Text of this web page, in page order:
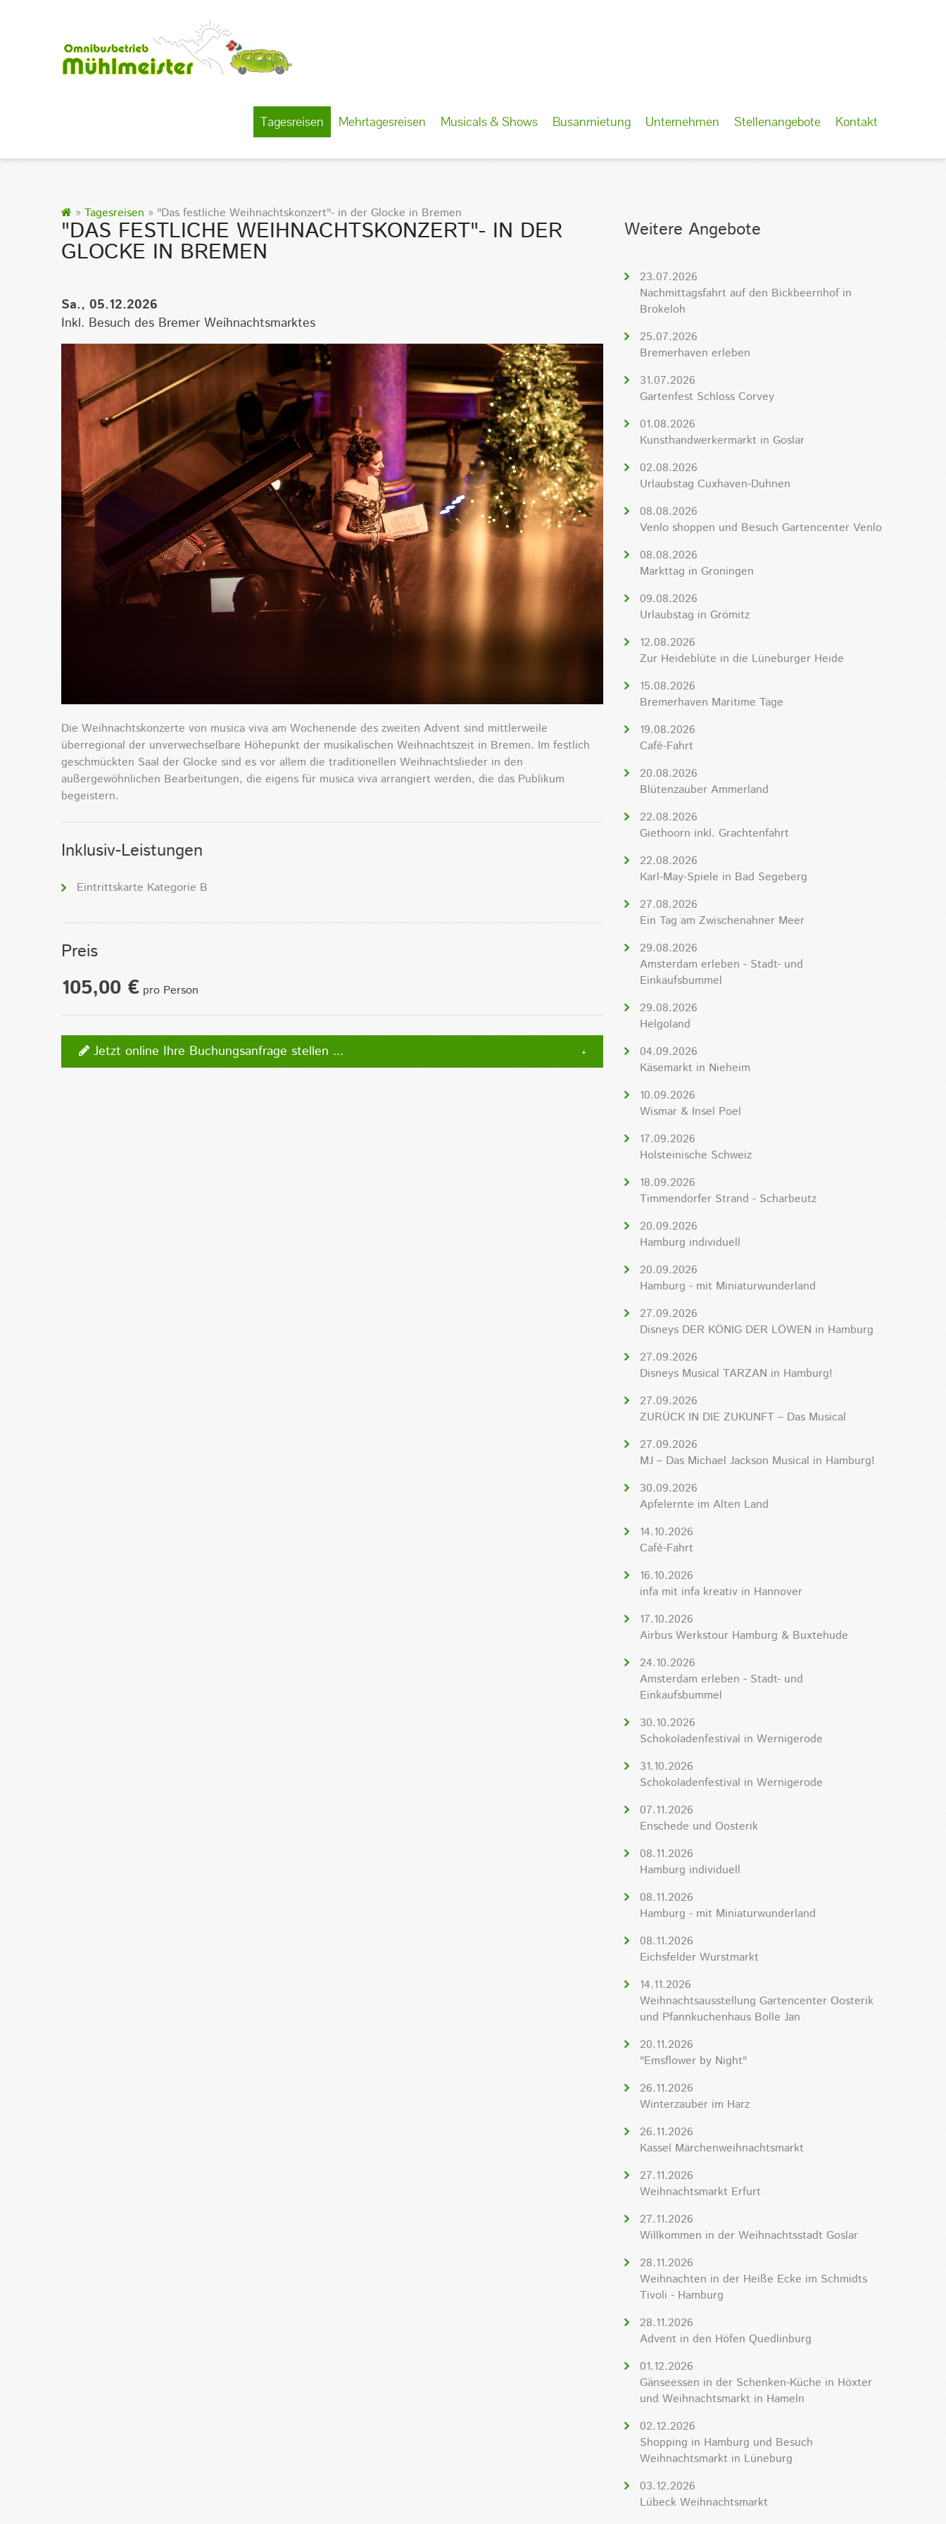
Tagesreisen Mehrtagesreisen Musicals & Shows Busanmietung Unternehmen Stellenangebote Kontakt
» Tagesreisen » "Das festliche Weihnachtskonzert"- in der Glocke in Bremen
"DAS FESTLICHE WEIHNACHTSKONZERT"- IN DER
GLOCKE IN BREMEN
Sa., 05.12.2026
Inkl. Besuch des Bremer Weihnachtsmarktes
Die Weihnachtskonzerte von musica viva am Wochenende des zweiten Advent sind mittlerweile
überregional der unverwechselbare Höhepunkt der musikalischen Weihnachtszeit in Bremen. Im festlich
geschmückten Saal der Glocke sind es vor allem die traditionellen Weihnachtslieder in den
außergewöhnlichen Bearbeitungen, die eigens für musica viva arrangiert werden, die das Publikum
begeistern.
Inklusiv-Leistungen
Eintrittskarte Kategorie B
Preis
105,00 € pro Person
Jetzt online Ihre Buchungsanfrage stellen ...
Weitere Angebote
23.07.2026
Nachmittagsfahrt auf den Bickbeernhof in
Brokeloh
25.07.2026
Bremerhaven erleben
31.07.2026
Gartenfest Schloss Corvey
01.08.2026
Kunsthandwerkermarkt in Goslar
02.08.2026
Urlaubstag Cuxhaven-Duhnen
08.08.2026
Venlo shoppen und Besuch Gartencenter Venlo
08.08.2026
Markttag in Groningen
09.08.2026
Urlaubstag in Grömitz
12.08.2026
Zur Heideblüte in die Lüneburger Heide
15.08.2026
Bremerhaven Maritime Tage
19.08.2026
Café-Fahrt
20.08.2026
Blütenzauber Ammerland
22.08.2026
Giethoorn inkl. Grachtenfahrt
22.08.2026
Karl-May-Spiele in Bad Segeberg
27.08.2026
Ein Tag am Zwischenahner Meer
29.08.2026
Amsterdam erleben - Stadt- und
Einkaufsbummel
29.08.2026
Helgoland
04.09.2026
Käsemarkt in Nieheim
10.09.2026
Wismar & Insel Poel
17.09.2026
Holsteinische Schweiz
18.09.2026
Timmendorfer Strand - Scharbeutz
20.09.2026
Hamburg individuell
20.09.2026
Hamburg - mit Miniaturwunderland
27.09.2026
Disneys DER KÖNIG DER LÖWEN in Hamburg
27.09.2026
Disneys Musical TARZAN in Hamburg!
27.09.2026
ZURÜCK IN DIE ZUKUNFT – Das Musical
27.09.2026
MJ – Das Michael Jackson Musical in Hamburg!
30.09.2026
Apfelernte im Alten Land
14.10.2026
Café-Fahrt
16.10.2026
infa mit infa kreativ in Hannover
17.10.2026
Airbus Werkstour Hamburg & Buxtehude
24.10.2026
Amsterdam erleben - Stadt- und
Einkaufsbummel
30.10.2026
Schokoladenfestival in Wernigerode
31.10.2026
Schokoladenfestival in Wernigerode
07.11.2026
Enschede und Oosterik
08.11.2026
Hamburg individuell
08.11.2026
Hamburg - mit Miniaturwunderland
08.11.2026
Eichsfelder Wurstmarkt
14.11.2026
Weihnachtsausstellung Gartencenter Oosterik
und Pfannkuchenhaus Bolle Jan
20.11.2026
"Emsflower by Night"
26.11.2026
Winterzauber im Harz
26.11.2026
Kassel Märchenweihnachtsmarkt
27.11.2026
Weihnachtsmarkt Erfurt
27.11.2026
Willkommen in der Weihnachtsstadt Goslar
28.11.2026
Weihnachten in der Heiße Ecke im Schmidts
Tivoli - Hamburg
28.11.2026
Advent in den Höfen Quedlinburg
01.12.2026
Gänseessen in der Schenken-Küche in Höxter
und Weihnachtsmarkt in Hameln
02.12.2026
Shopping in Hamburg und Besuch
Weihnachtsmarkt in Lüneburg
03.12.2026
Lübeck Weihnachtsmarkt